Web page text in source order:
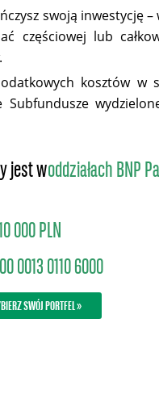
swoją inwestycję
częściowej lub
kosztów w
Subfundusze
jest woddziałach BNP
000 PLN
0013 0110 6000
SWÓJ PORTFEL »